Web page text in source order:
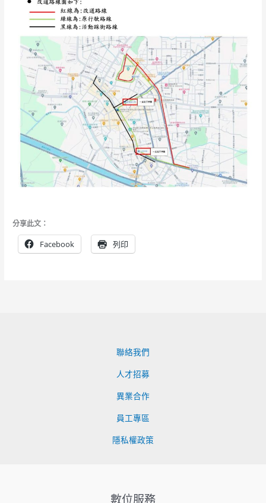
分享此文：
Facebook 列印
聯絡我們
人才招募
異業合作
員工專區
隱私權政策
數位服務